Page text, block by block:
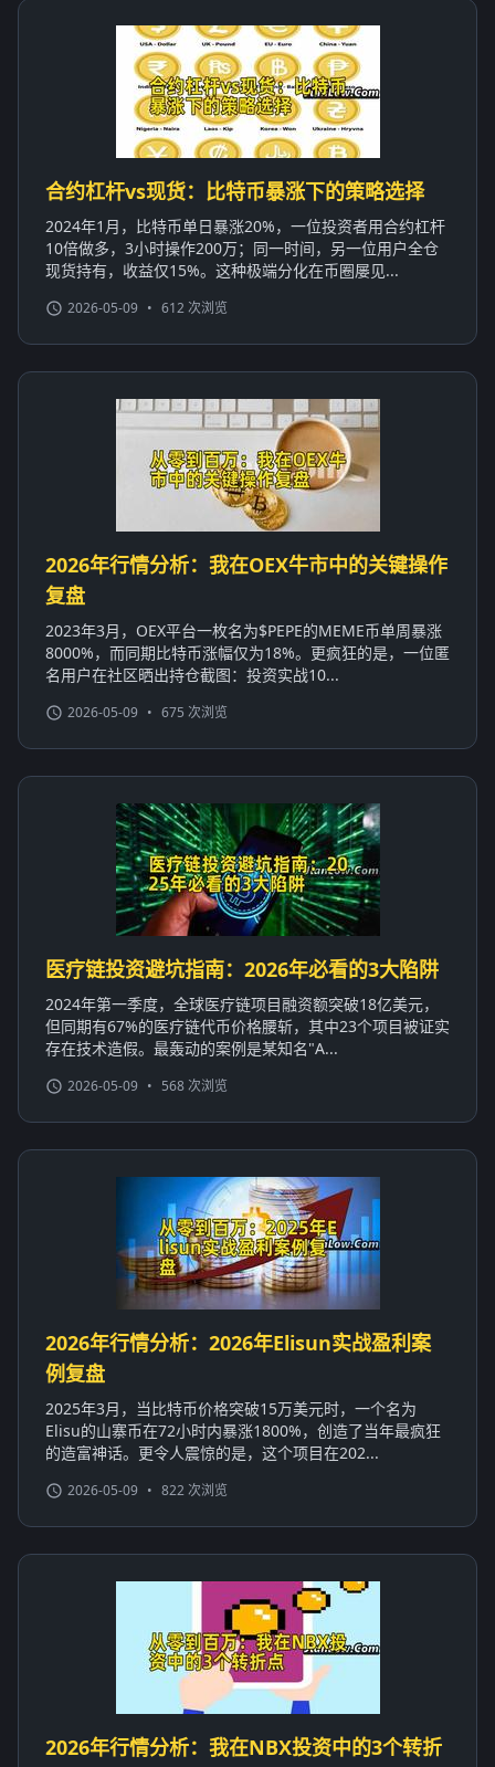
合约杠杆vs现货：比特币暴涨下的策略选择
2024年1月，比特币单日暴涨20%，一位投资者用合约杠杆
10倍做多，3小时操作200万；同一时间，另一位用户全仓
现货持有，收益仅15%。这种极端分化在币圈屡见...
2026-05-09 • 612 次浏览
2026年行情分析：我在OEX牛市中的关键操作
复盘
2023年3月，OEX平台一枚名为$PEPE的MEME币单周暴涨
8000%，而同期比特币涨幅仅为18%。更疯狂的是，一位匿
名用户在社区晒出持仓截图：投资实战10...
2026-05-09 • 675 次浏览
医疗链投资避坑指南：2026年必看的3大陷阱
2024年第一季度，全球医疗链项目融资额突破18亿美元，
但同期有67%的医疗链代币价格腰斩，其中23个项目被证实
存在技术造假。最轰动的案例是某知名"A...
2026-05-09 • 568 次浏览
2026年行情分析：2026年Elisun实战盈利案
例复盘
2025年3月，当比特币价格突破15万美元时，一个名为
Elisu的山寨币在72小时内暴涨1800%，创造了当年最疯狂
的造富神话。更令人震惊的是，这个项目在202...
2026-05-09 • 822 次浏览
2026年行情分析：我在NBX投资中的3个转折